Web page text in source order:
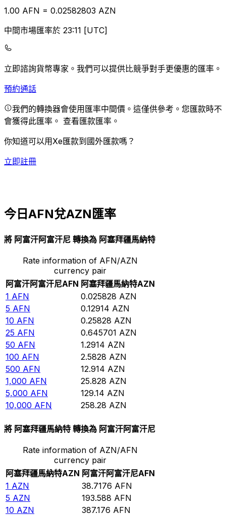
1.00 AFN = 0.02582803 AZN
中間市場匯率於 23:11 [UTC]
立即諮詢貨幣專家。 我們可以提供比競爭對手更優惠的匯率。
預約通話
我們的轉換器會使用匯率中間價。這僅供參考。您匯款時不
會獲得此匯率。 查看匯款匯率。
你知道可以用Xe匯款到國外匯款嗎？
立即註冊
今日AFN兌AZN匯率
將 阿富汗阿富汗尼 轉換為 阿塞拜疆馬納特
Rate information of AFN/AZN
currency pair
阿富汗阿富汗尼AFN 阿塞拜疆馬納特AZN
1 AFN 0.025828 AZN
5 AFN 0.12914 AZN
10 AFN 0.25828 AZN
25 AFN 0.645701 AZN
50 AFN 1.2914 AZN
100 AFN 2.5828 AZN
500 AFN 12.914 AZN
1,000 AFN 25.828 AZN
5,000 AFN 129.14 AZN
10,000 AFN 258.28 AZN
將 阿塞拜疆馬納特 轉換為 阿富汗阿富汗尼
Rate information of AZN/AFN
currency pair
阿塞拜疆馬納特AZN 阿富汗阿富汗尼AFN
1 AZN 38.7176 AFN
5 AZN 193.588 AFN
10 AZN 387.176 AFN